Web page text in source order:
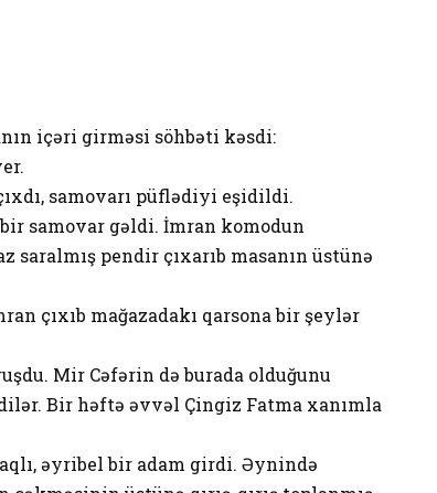
içəri girməsi söhbəti kəsdi:
samovarı püflədiyi eşidildi.
samovar gəldi. İmran komodun
saralmış pendir çıxarıb masanın üstünə
çıxıb mağazadakı qarsona bir şeylər
Mir Cəfərin də burada olduğunu
Bir həftə əvvəl Çingiz Fatma xanımla
əyribel bir adam girdi. Əynində